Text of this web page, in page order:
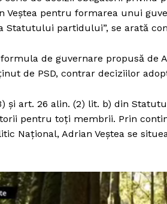
Veștea pentru formarea unui
Statutului partidului”, se arată
de guvernare propusă de
de PSD, contrar deciziilor
și art. 26 alin. (2) lit. b) din
pentru toți membrii. Prin
Național, Adrian Veștea se